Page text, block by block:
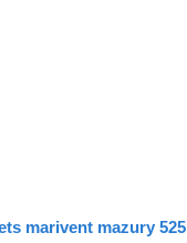
marivent mazury 525